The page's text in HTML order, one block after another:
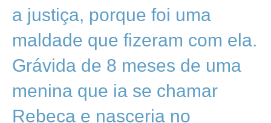
a justiça, porque foi uma
maldade que fizeram com ela.
Grávida de 8 meses de uma
menina que ia se chamar
Rebeca e nasceria no